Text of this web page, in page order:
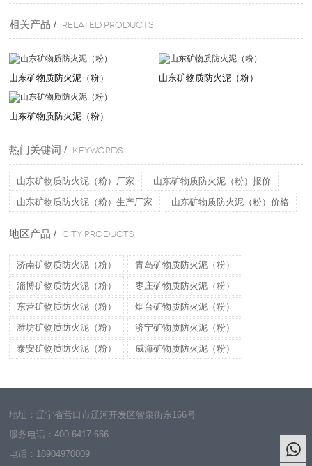
相关产品 / Related products
山东矿物质防火泥（粉） 山东矿物质防火泥（粉）
山东矿物质防火泥（粉）
热门关键词 / KEYWORDS
山东矿物质防火泥（粉）厂家
山东矿物质防火泥（粉）报价
山东矿物质防火泥（粉）生产厂家
山东矿物质防火泥（粉）价格
地区产品 / CITY PRODUCTS
济南矿物质防火泥（粉）
青岛矿物质防火泥（粉）
淄博矿物质防火泥（粉）
枣庄矿物质防火泥（粉）
东营矿物质防火泥（粉）
烟台矿物质防火泥（粉）
潍坊矿物质防火泥（粉）
济宁矿物质防火泥（粉）
泰安矿物质防火泥（粉）
威海矿物质防火泥（粉）
地址：辽宁省营口市辽河开发区智泉街东166号
服务电话：400-6417-666
电话： 18904970009